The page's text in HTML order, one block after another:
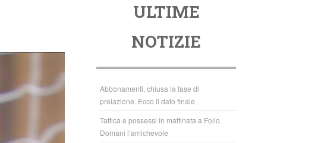
o
o
k
tt
er
at
s
A
p
p
ULTIME
NOTIZIE
Abbonamenti, chiusa la fase di
prelazione. Ecco il dato finale
Tattica e possessi in mattinata a Follo.
Domani l’amichevole